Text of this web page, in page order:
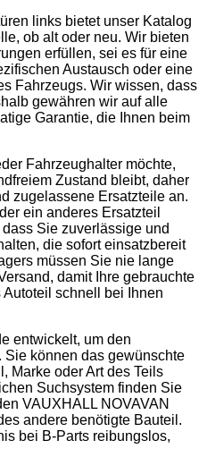
links bietet unser Katalog
ob alt oder neu. Wir bieten
erfüllen, sei es für eine
Austausch oder eine
Fahrzeugs. Wir wissen, dass
gewähren wir auf alle
Garantie, die Ihnen beim
Fahrzeughalter möchte,
Zustand bleibt, daher
zugelassene Ersatzteile an.
ein anderes Ersatzteil
Sie zuverlässige und
die sofort einsatzbereit
müssen Sie nie lange
damit Ihre gebrauchte
schnell bei Ihnen
entwickelt, um den
Sie können das gewünschte
Marke oder Art des Teils
Suchsystem finden Sie
VAUXHALL NOVAVAN
andere benötigte Bauteil.
bei B-Parts reibungslos,